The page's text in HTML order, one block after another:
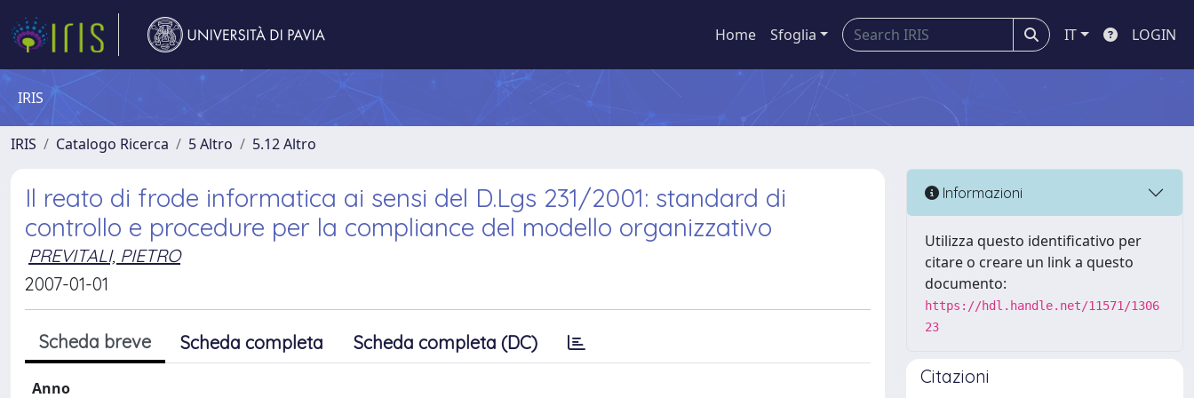
Home Sfoglia IT LOGIN
IRIS
IRIS Catalogo Ricerca 5 Altro 5.12 Altro
Il reato di frode informatica ai sensi del D.Lgs 231/2001: standard di
controllo e procedure per la compliance del modello organizzativo
PREVITALI, PIETRO
2007-01-01
Scheda breve Scheda completa Scheda completa (DC)
Anno
Informazioni
Utilizza questo identificativo per
citare o creare un link a questo
documento:
https://hdl.handle.net/11571/1306
23
Citazioni